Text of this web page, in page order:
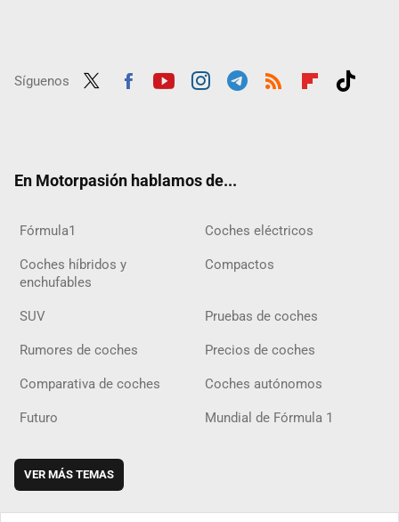
Síguenos
En Motorpasión hablamos de...
Fórmula1 Coches eléctricos
Coches híbridos y
enchufables
Compactos
SUV Pruebas de coches
Rumores de coches Precios de coches
Comparativa de coches Coches autónomos
Futuro Mundial de Fórmula 1
VER MÁS TEMAS